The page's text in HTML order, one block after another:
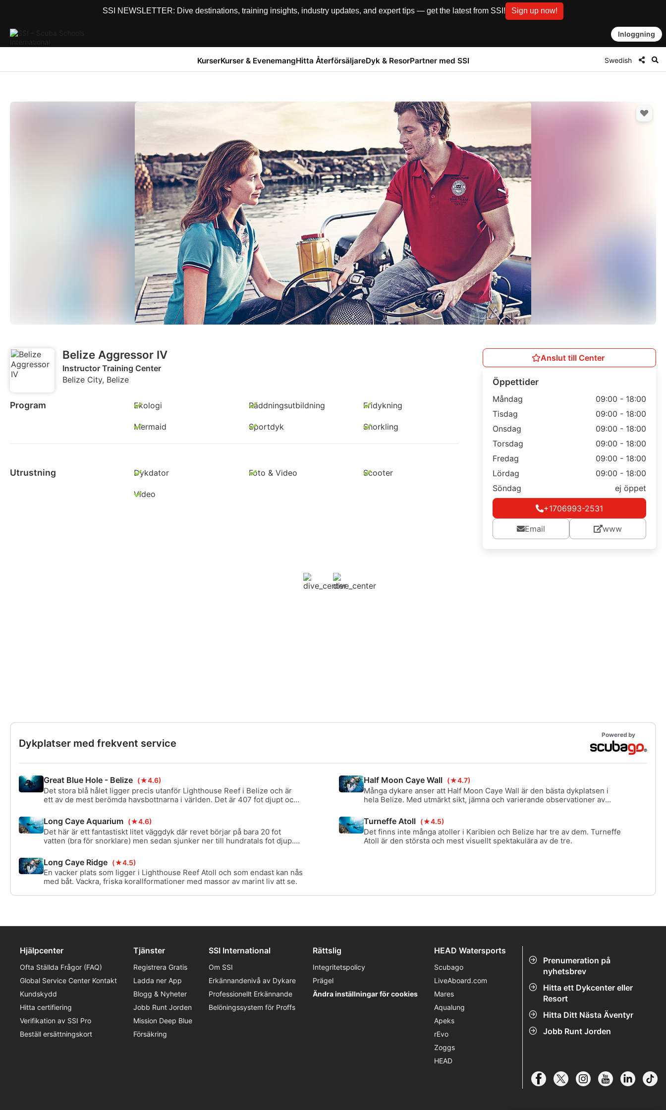
SSI NEWSLETTER: Dive destinations, training insights, industry updates, and expert tips — get the latest from SSI! Sign up now!
Inloggning
KurserKurser & EvenemangHitta ÅterförsäljareDyk & ResorPartner med SSI Swedish
Belize Aggressor IV
Instructor Training Center
Belize City, Belize
Program Ekologi Räddningsutbildning Fridykning
Mermaid Sportdyk Snorkling
Utrustning Dykdator Foto & Video Scooter
Video
Anslut till Center
Öppettider
Måndag
09:00 - 18:00
Tisdag
09:00 - 18:00
Onsdag
09:00 - 18:00
Torsdag
09:00 - 18:00
Fredag
09:00 - 18:00
Lördag
09:00 - 18:00
Söndag
ej öppet
+1706993-2531
Email www
Dykplatser med frekvent service
Powered by
Great Blue Hole - Belize (★4.6)
Det stora blå hålet ligger precis utanför Lighthouse Reef i Belize och är
ett av de mest berömda havsbottnarna i världen. Det är 407 fot djupt och
djupet och det till synes bottenlösa hålet. Det är lätt att bli för djupt för
snabbt, så håll koll på dina mätare!
Half Moon Caye Wall (★4.7)
Många dykare anser att Half Moon Caye Wall är den bästa dykplatsen i
hela Belize. Med utmärkt sikt, jämna och varierande observationer av
dykoperatörer väljer detta dyk som det andra dyket efter Blue Hole.
Long Caye Aquarium (★4.6)
Det här är ett fantastiskt litet väggdyk där revet börjar på bara 20 fot
vatten (bra för snorklare) men sedan sjunker ner till hundratals fot djup.
Turneffe Atoll (★4.5)
Det finns inte många atoller i Karibien och Belize har tre av dem. Turneffe
Atoll är den största och mest visuellt spektakulära av de tre.
Long Caye Ridge (★4.5)
En vacker plats som ligger i Lighthouse Reef Atoll och som endast kan nås
med båt. Vackra, friska korallformationer med massor av marint liv att se.
Prenumeration på
nyhetsbrev
Hitta ett Dykcenter eller
Resort
Hitta Ditt Nästa Äventyr
Jobb Runt Jorden
Hjälpcenter
Ofta Ställda Frågor (FAQ)
Global Service Center Kontakt
Kundskydd
Hitta certifiering
Verifikation av SSI Pro
Beställ ersättningskort
Tjänster
Registrera Gratis
Ladda ner App
Blogg & Nyheter
Jobb Runt Jorden
Mission Deep Blue
Försäkring
SSI International
Om SSI
Erkännandenivå av Dykare
Professionellt Erkännande
Belöningssystem för Proffs
Rättslig
Integritetspolicy
Prägel
Ändra inställningar för cookies
HEAD Watersports
Scubago
LiveAboard.com
Mares
Aqualung
Apeks
rEvo
Zoggs
HEAD